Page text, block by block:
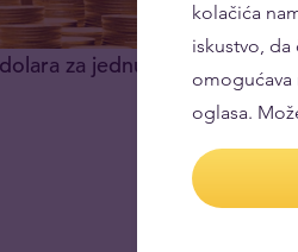
za jednu
kolačića
iskustvo, da
omogućava
oglasa.